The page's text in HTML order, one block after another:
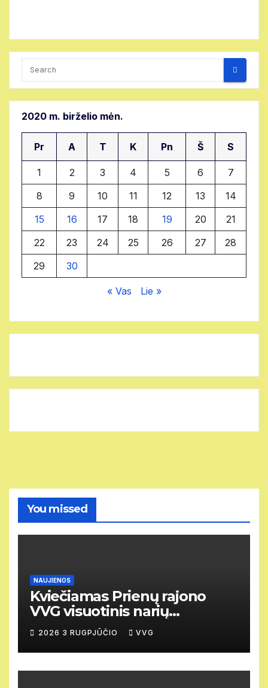
2020 m. birželio mėn.
Pr A T K Pn Š S
1 2 3 4 5 6
7
8
9 10 11 12 13
14
15
16 17 18 19 20
21
22
23 24 25 26 27
28
29
30
« Vas Lie »
You missed
NAUJIENOS
Kviečiamas Prienų rajono
VVG visuotinis narių
susirinkimas
2026 3 RUGPJŪČIO VVG